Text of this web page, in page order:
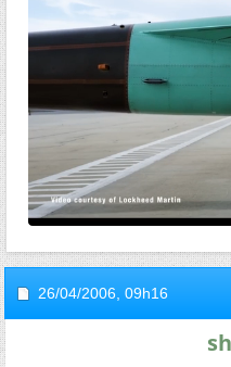
26/04/2006, 09h16